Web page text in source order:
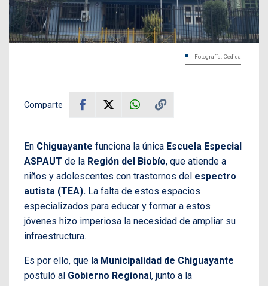
Fotografía: Cedida
Comparte
En Chiguayante funciona la única Escuela Especial
ASPAUT de la Región del Biobío, que atiende a
niños y adolescentes con trastornos del espectro
autista (TEA). La falta de estos espacios
especializados para educar y formar a estos
jóvenes hizo imperiosa la necesidad de ampliar su
infraestructura.
Es por ello, que la Municipalidad de Chiguayante
postuló al Gobierno Regional, junto a la